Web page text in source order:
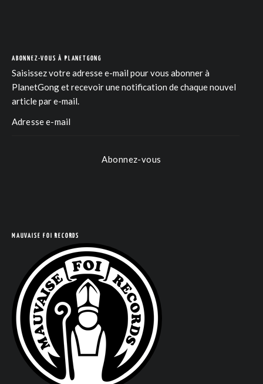
ABONNEZ-VOUS À PLANETGONG
Saisissez votre adresse e-mail pour vous abonner à
PlanetGong et recevoir une notification de chaque nouvel
article par e-mail.
Abonnez-vous
MAUVAISE FOI RECORDS